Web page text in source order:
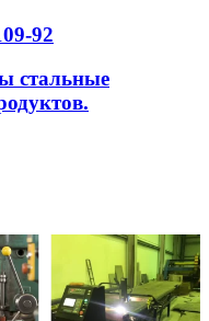
92
стальные